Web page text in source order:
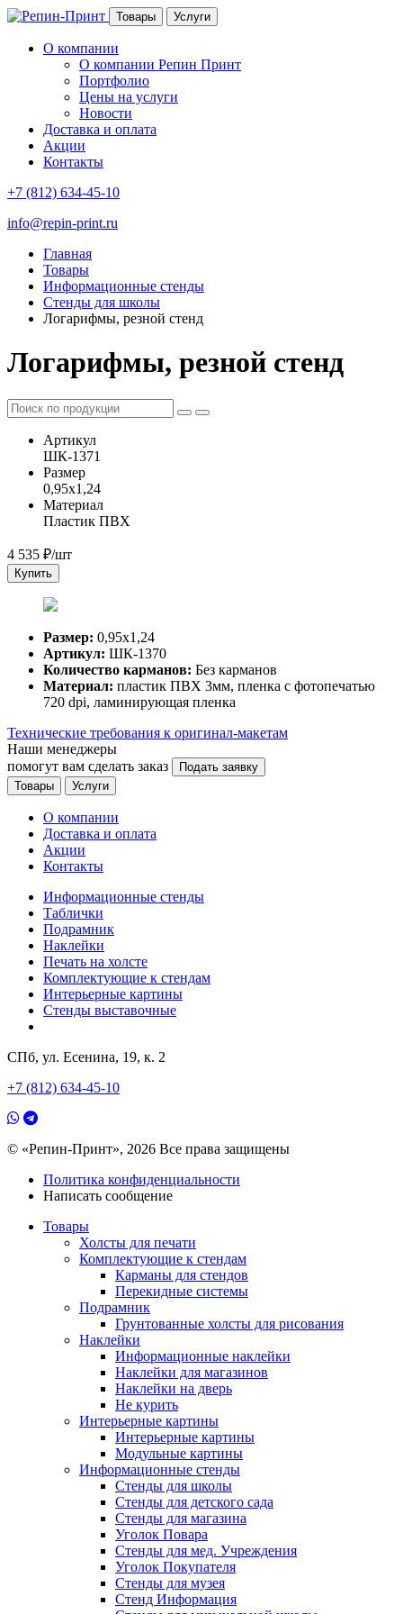
Товары Услуги
О компании
О компании Репин Принт
Портфолио
Цены на услуги
Новости
Доставка и оплата
Акции
Контакты
+7 (812) 634-45-10
info@repin-print.ru
Главная
Товары
Информационные стенды
Стенды для школы
Логарифмы, резной стенд
Логарифмы, резной стенд
Артикул
ШК-1371
Размер
0,95х1,24
Материал
Пластик ПВХ
4 535 ₽/шт
Купить
Размер: 0,95х1,24
Артикул: ШК-1370
Количество карманов: Без карманов
Материал: пластик ПВХ 3мм, пленка с фотопечатью
720 dpi, ламинирующая пленка
Технические требования к оригинал-макетам
Наши менеджеры
помогут вам сделать заказ
Подать заявку
Товары
Услуги
О компании
Доставка и оплата
Акции
Контакты
Информационные стенды
Таблички
Подрамник
Наклейки
Печать на холсте
Комплектующие к стендам
Интерьерные картины
Стенды выставочные
СПб, ул. Есенина, 19, к. 2
+7 (812) 634-45-10
© «Репин-Принт», 2026 Все права защищены
Политика конфиденциальности
Написать сообщение
Товары
Холсты для печати
Комплектующие к стендам
Карманы для стендов
Перекидные системы
Подрамник
Грунтованные холсты для рисования
Наклейки
Информационные наклейки
Наклейки для магазинов
Наклейки на дверь
Не курить
Интерьерные картины
Интерьерные картины
Модульные картины
Информационные стенды
Стенды для школы
Стенды для детского сада
Стенды для магазина
Уголок Повара
Стенды для мед. Учреждения
Уголок Покупателя
Стенды для музея
Стенд Информация